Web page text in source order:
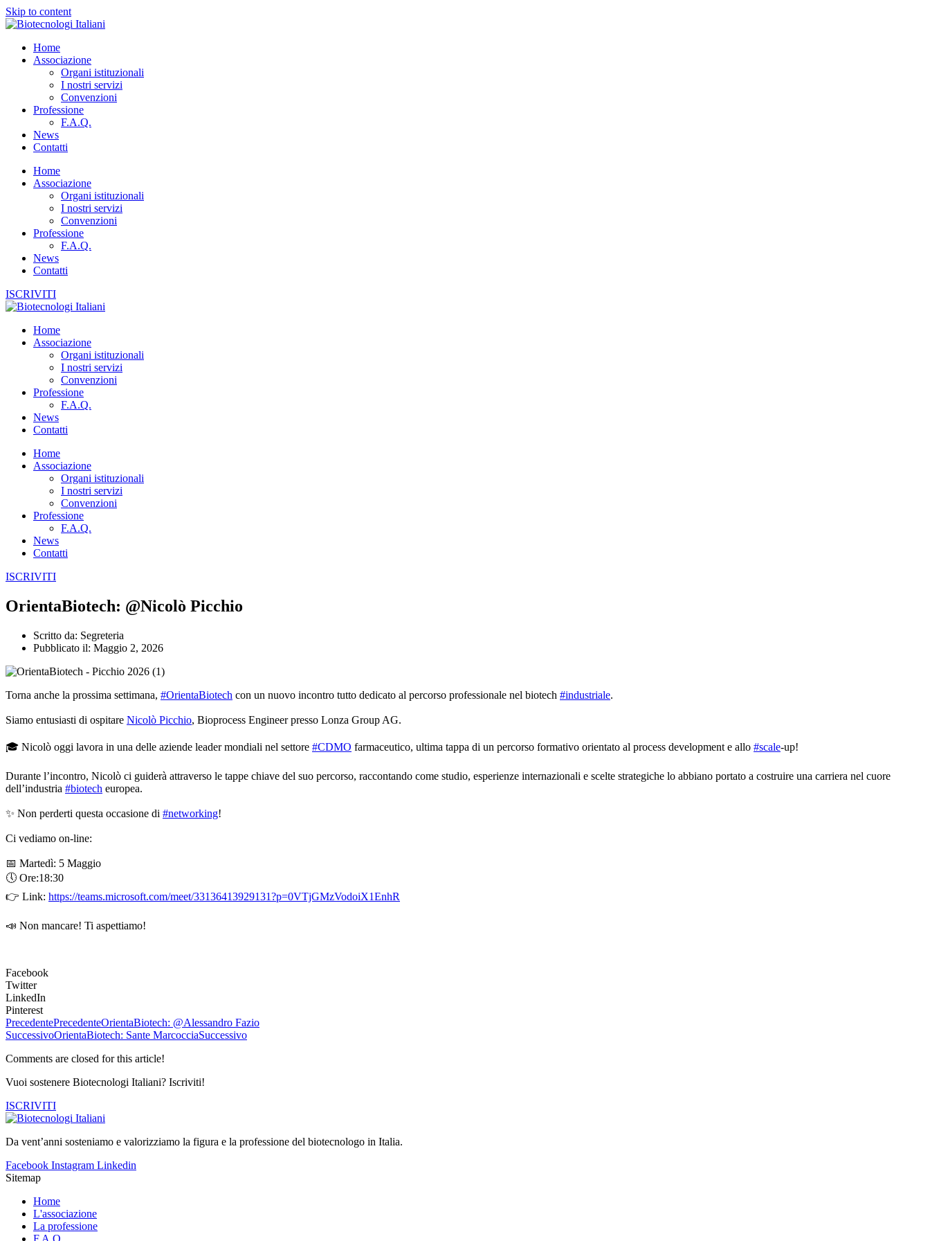
Skip to content
Home
Associazione
Organi istituzionali
I nostri servizi
Convenzioni
Professione
F.A.Q.
News
Contatti
Home
Associazione
Organi istituzionali
I nostri servizi
Convenzioni
Professione
F.A.Q.
News
Contatti
ISCRIVITI
Home
Associazione
Organi istituzionali
I nostri servizi
Convenzioni
Professione
F.A.Q.
News
Contatti
Home
Associazione
Organi istituzionali
I nostri servizi
Convenzioni
Professione
F.A.Q.
News
Contatti
ISCRIVITI
OrientaBiotech: @Nicolò Picchio
Scritto da: Segreteria
Pubblicato il: Maggio 2, 2026
Torna anche la prossima settimana, #OrientaBiotech con un nuovo incontro tutto dedicato al percorso professionale nel biotech #industriale.
Siamo entusiasti di ospitare Nicolò Picchio, Bioprocess Engineer presso Lonza Group AG.
🎓 Nicolò oggi lavora in una delle aziende leader mondiali nel settore #CDMO farmaceutico, ultima tappa di un percorso formativo orientato al process development e allo #scale-up!
Durante l’incontro, Nicolò ci guiderà attraverso le tappe chiave del suo percorso, raccontando come studio, esperienze internazionali e scelte strategiche lo abbiano portato a costruire una carriera nel cuore
dell’industria #biotech europea.
✨ Non perderti questa occasione di #networking!
Ci vediamo on-line:
📅 Martedì: 5 Maggio
🕔 Ore:18:30
👉 Link: https://teams.microsoft.com/meet/33136413929131?p=0VTjGMzVodoiX1EnhR
📣 Non mancare! Ti aspettiamo!
Facebook
Twitter
LinkedIn
Pinterest
PrecedentePrecedenteOrientaBiotech: @Alessandro Fazio
SuccessivoOrientaBiotech: Sante MarcocciaSuccessivo
Comments are closed for this article!
Vuoi sostenere Biotecnologi Italiani? Iscriviti!
ISCRIVITI
Da vent’anni sosteniamo e valorizziamo la figura e la professione del biotecnologo in Italia.
Facebook Instagram Linkedin
Sitemap
Home
L'associazione
La professione
F.A.Q.